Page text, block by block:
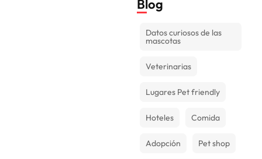
Blog
Datos curiosos de las
mascotas
Veterinarias
Lugares Pet friendly
Hoteles Comida
Adopción Pet shop